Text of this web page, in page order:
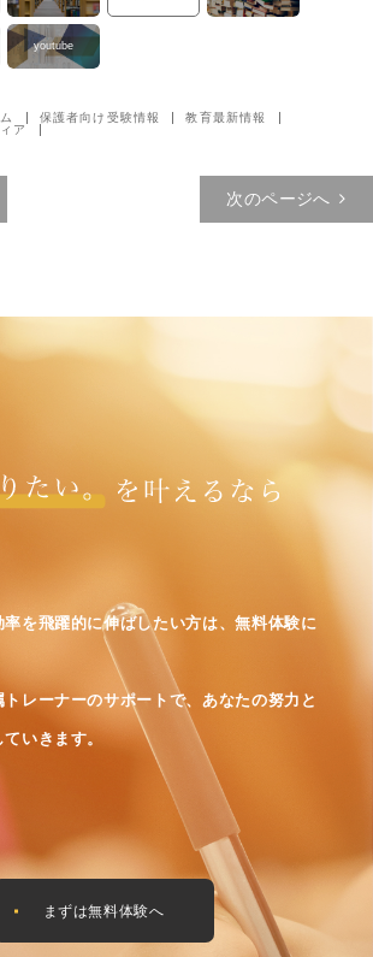
youtube
保護者向け受験情報
教育最新情報
ア
ーション 次のページへ
を飛躍的に伸ばしたい方は、無料体験に
レーナーのサポートで、あなたの努力と
いきます。
まずは無料体験へ